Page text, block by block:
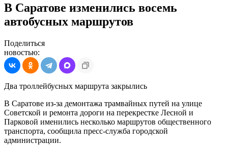
В Саратове изменились восемь
автобусных маршрутов
Поделиться
новостью:
Два троллейбусных маршрута закрылись
В Саратове из-за демонтажа трамвайных путей на улице
Советской и ремонта дороги на перекрестке Лесной и
Парковой именились несколько маршрутов общественного
транспорта, сообщила пресс-служба городской
администрации.